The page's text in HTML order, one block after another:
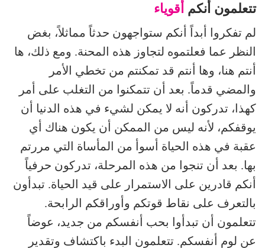
تتعلمون أنكم أقوياء
لم تفكروا أبداً أنكم ستواجهون حدثاً مماثلاً، بغض
النظر عما فعلتموه لتجاوز هذه المحنة. ومع ذلك، ها
أنتم هنا، وها أنتم قد تمكنتم من تخطي الأمر
والمضي قدماً. بعد أن تتمكنوا من التغلب على أمر
كهذا، تدركون أنه لا يمكن لشيء في هذه الدنيا أن
يوقفكم، لأنه ليس من الممكن أن يكون هناك أي
عقبة في هذه الحياة أسوأ من المأساة التي مررتم
بها. بعد أن تنجوا من هذه المرحلة، تدركون حرفياً
أنكم قادرين على الاستمرار على قيد الحياة. تبدأون
بالتعرف على نقاط قوتكم وأوراقكم الرابحة.
تتعلمون أن تبدأوا بحب أنفسكم من جديد، عوضاً
عن لوم أنفسكم. تتعلمون البدء باكتشاف وتقدير